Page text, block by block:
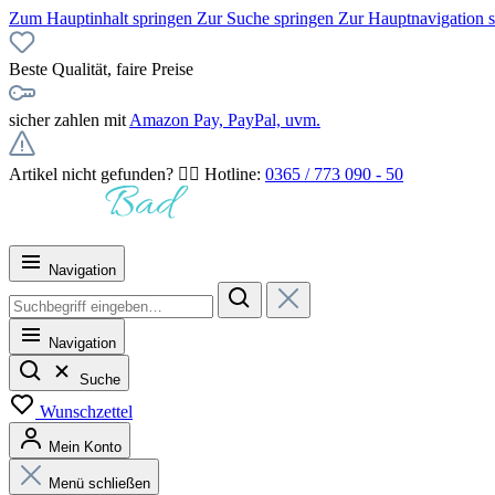
Zum Hauptinhalt springen Zur Suche springen Zur Hauptnavigation
Beste Qualität, faire Preise
sicher zahlen mit Amazon Pay, PayPal, uvm.
Artikel nicht gefunden? 👉🏻 Hotline: 0365 / 773 090 - 50
Navigation
Navigation
Suche
Wunschzettel
Mein Konto
Menü schließen